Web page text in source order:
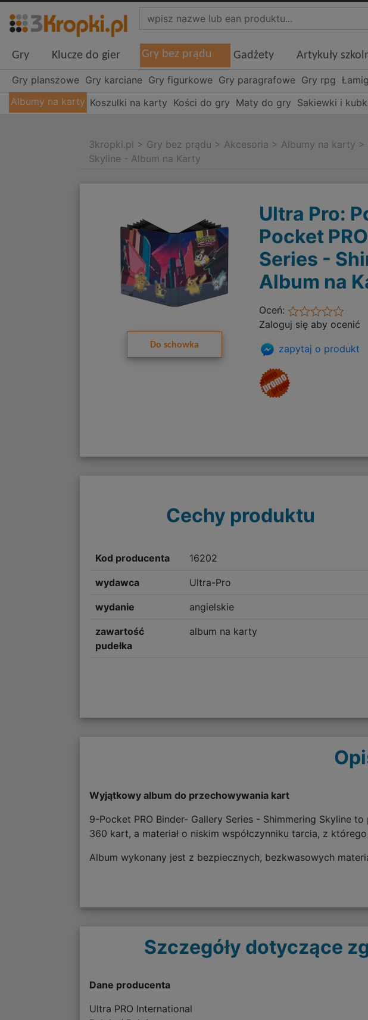
Gry Klucze do gier Gry bez prądu Gadżety Artykuły
Gry planszowe Gry karciane Gry figurkowe Gry paragrafowe Gry rpg
Albumy na karty Koszulki na karty Kości do gry Maty do gry Sakiewki i
3kropki.pl > Gry bez prądu > Akcesoria > Albumy na karty >
Skyline - Album na Karty
Do schowka
Ultra Pro:
Pocket
Series -
Album na
Oceń:
Zaloguj się aby ocenić
zapytaj o produkt
Cechy produktu
Kod producenta 16202
wydawca Ultra-Pro
wydanie angielskie
zawartość
pudełka
album na karty
Wyjątkowy album do przechowywania kart
9-Pocket PRO Binder- Gallery Series - Shimmering Skyline
360 kart, a materiał o niskim współczynniku tarcia, z
Album wykonany jest z bezpiecznych, bezkwasowych
Szczegóły dotyczące
Dane producenta
Ultra PRO International